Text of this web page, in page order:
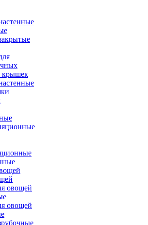
крышек
овощей
овощей